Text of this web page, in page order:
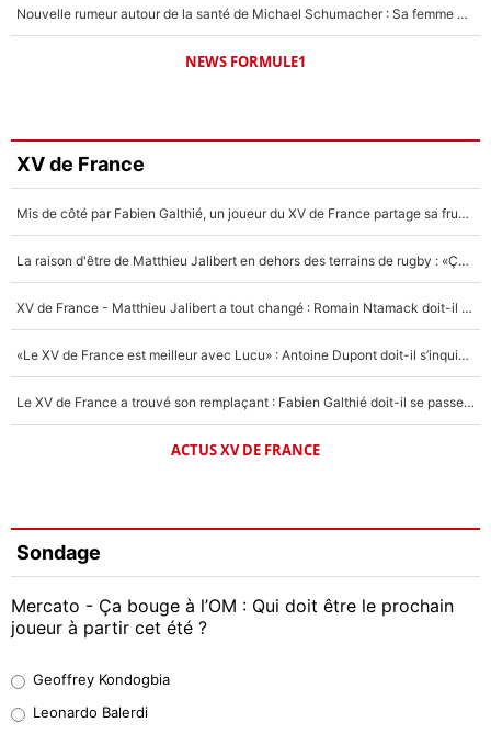
Nouvelle rumeur autour de la santé de Michael Schumacher : Sa femme Corinna sort du silence
NEWS FORMULE1
XV de France
Mis de côté par Fabien Galthié, un joueur du XV de France partage sa frustration : «ils ne me l’ont pas dit tout de suite»
La raison d'être de Matthieu Jalibert en dehors des terrains de rugby : «Ça m'atteint autant que si tu touches à un membre de ma famille»
XV de France - Matthieu Jalibert a tout changé : Romain Ntamack doit-il s’inquiéter pour sa place à un an de la Coupe du monde ?
«Le XV de France est meilleur avec Lucu» : Antoine Dupont doit-il s’inquiéter pour sa place ?
Le XV de France a trouvé son remplaçant : Fabien Galthié doit-il se passer d'Antoine Dupont ?
ACTUS XV DE FRANCE
Sondage
Mercato - Ça bouge à l’OM : Qui doit être le prochain
joueur à partir cet été ?
38%
Geoffrey Kondogbia
Leonardo Balerdi